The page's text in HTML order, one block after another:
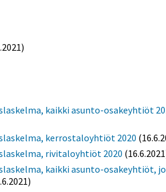
kaikki asunto-osakeyhtiöt
kerrostaloyhtiöt 2020
rivitaloyhtiöt 2020
kaikki asunto-osakeyhtiöt,